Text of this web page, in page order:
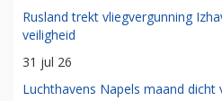
Rusland trekt vliegvergunning
veiligheid
31 jul 26
Luchthavens Napels maand